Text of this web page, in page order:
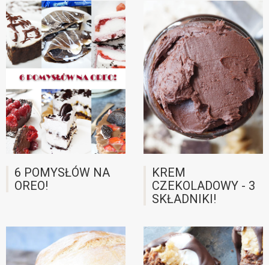
6 POMYSŁÓW NA
OREO!
KREM
CZEKOLADOWY - 3
SKŁADNIKI!